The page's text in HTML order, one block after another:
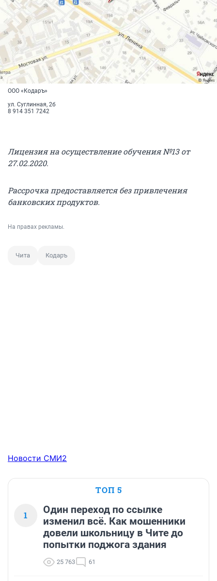
ООО «Кодаръ»
ул. Суглинная, 2б
8 914 351 7242
Лицензия на осуществление обучения №13 от
27.02.2020.
Рассрочка предоставляется без привлечения
банковских продуктов.
На правах рекламы.
Чита Кодаръ
Новости СМИ2
ТОП 5
1
Один переход по ссылке
изменил всё. Как мошенники
довели школьницу в Чите до
попытки поджога здания
25 763 61